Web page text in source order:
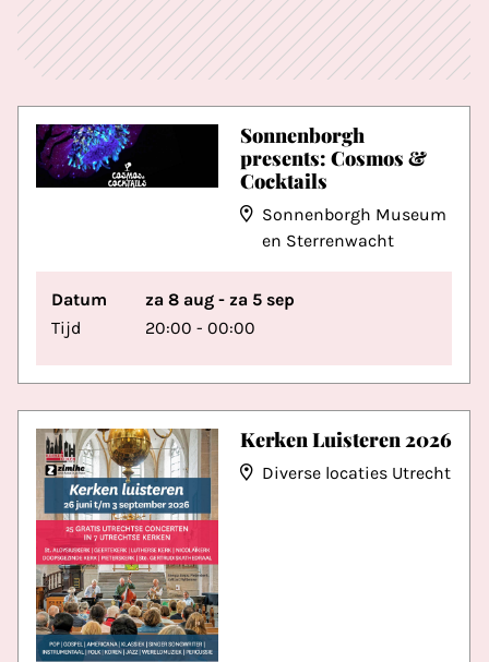
Sonnenborgh
presents: Cosmos &
Cocktails
Sonnenborgh Museum
en Sterrenwacht
Datum
za 8 aug - za 5 sep
Tijd
20:00 - 00:00
Kerken Luisteren 2026
Diverse locaties Utrecht